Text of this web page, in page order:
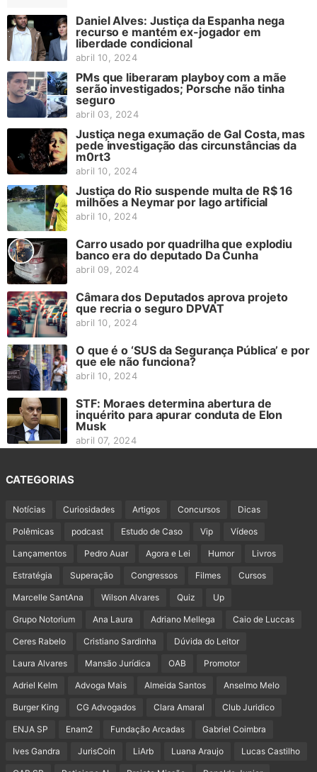
Daniel Alves: Justiça da Espanha nega
recurso e mantém ex-jogador em
liberdade condicional
abril 10, 2024
PMs que liberaram playboy com a mãe
serão investigados; Porsche não tinha
seguro
abril 03, 2024
Justiça nega exumação de Gal Costa, mas
pede investigação das circunstâncias da
m0rt3
abril 10, 2024
Justiça do Rio suspende multa de R$ 16
milhões a Neymar por lago artificial
abril 10, 2024
Carro usado por quadrilha que explodiu
banco era do deputado Da Cunha
abril 09, 2024
Câmara dos Deputados aprova projeto
que recria o seguro DPVAT
abril 10, 2024
O que é o ‘SUS da Segurança Pública’ e por
que ele não funciona?
abril 10, 2024
STF: Moraes determina abertura de
inquérito para apurar conduta de Elon
Musk
abril 07, 2024
CATEGORIAS
Notícias Curiosidades Artigos Concursos Dicas
Polêmicas podcast Estudo de Caso Vip Vídeos
Lançamentos Pedro Auar Agora e Lei Humor Livros
Estratégia Superação Congressos Filmes Cursos
Marcelle SantAna Wilson Alvares Quiz Up
Grupo Notorium Ana Laura Adriano Mellega Caio de Luccas
Ceres Rabelo Cristiano Sardinha Dúvida do Leitor
Laura Alvares Mansão Jurídica OAB Promotor
Adriel Kelm Advoga Mais Almeida Santos Anselmo Melo
Burger King CG Advogados Clara Amaral Club Juridico
ENJA SP Enam2 Fundação Arcadas Gabriel Coimbra
Ives Gandra JurisCoin LiArb Luana Araujo Lucas Castilho